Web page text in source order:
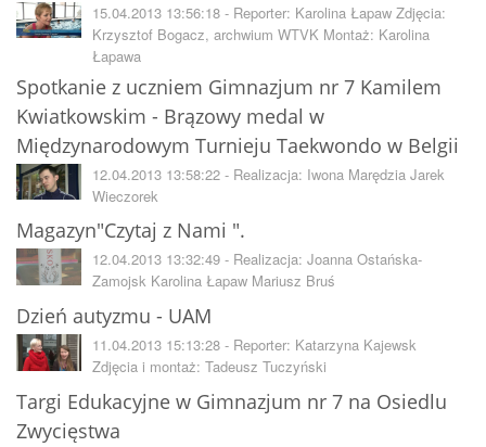
15.04.2013 13:56:18 - Reporter: Karolina Łapaw Zdjęcia:
Krzysztof Bogacz, archwium WTVK Montaż: Karolina
Łapawa
Spotkanie z uczniem Gimnazjum nr 7 Kamilem
Kwiatkowskim - Brązowy medal w
Międzynarodowym Turnieju Taekwondo w Belgii
12.04.2013 13:58:22 - Realizacja: Iwona Marędzia Jarek
Wieczorek
Magazyn"Czytaj z Nami ".
12.04.2013 13:32:49 - Realizacja: Joanna Ostańska-
Zamojsk Karolina Łapaw Mariusz Bruś
Dzień autyzmu - UAM
11.04.2013 15:13:28 - Reporter: Katarzyna Kajewsk
Zdjęcia i montaż: Tadeusz Tuczyński
Targi Edukacyjne w Gimnazjum nr 7 na Osiedlu
Zwycięstwa